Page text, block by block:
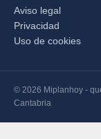
Aviso legal
Privacidad
Uso de cookies
© 2026 Miplanhoy -
Cantabria